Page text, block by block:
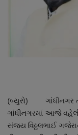
About Author
Dipotsav Special
રાષ્ટ્રીય
(બ્યુરો) ગાંધીનગર
ગાંધીનગરમાં આજે
સંજય વિઠ્ઠલભાઈ